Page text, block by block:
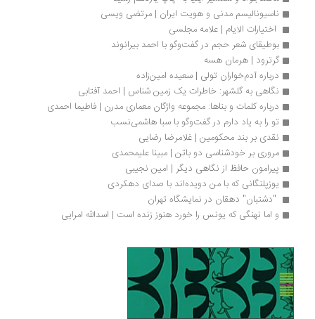
ناسیونالیسم مدنی و هویت ایران | مرتضی ویسی
اختیارات الایام | علامه مجلسی
بوطیقای شعر حجم در گفت‌وگو با احمد بیرانوند
گرترود | هرمان هسه
درباره آدم‌خواران تولی | سعیده امین‌زاده
نگاهی به گلشهر: خاطرات یک زمین شناس | احمد آفتابی
درباره کلمات و بناها: مجموعه واژگان معماری مدرن | فاطیما احمدی
تو را به یاد دارم در گفت‌وگو با سبا هاشمی‌نسب
نقدی بر بند محکومین | غلامرضا رضایی
مروری بر خودشناسی دو باتن | مبینا علیمحمدی
پیرامون حافظ از نگاهی دیگر | امین نجیبی
یوزپلنگانی که با من دویده‌اند با صدای دهکردی
"دشتبان" دهقان در نمایشگاه تهران
و اما نهنگی که یونس را خورد هنوز زنده است | اسدالله امرایی